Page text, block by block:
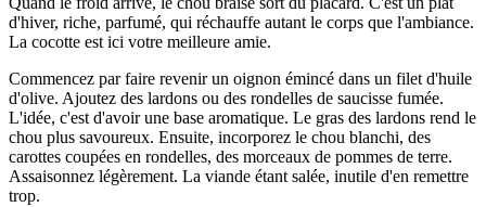
d'hiver, riche, parfumé, qui réchauffe autant le corps que l'ambiance.
La cocotte est ici votre meilleure amie.
Commencez par faire revenir un oignon émincé dans un filet d'huile
d'olive. Ajoutez des lardons ou des rondelles de saucisse fumée.
L'idée, c'est d'avoir une base aromatique. Le gras des lardons rend le
chou plus savoureux. Ensuite, incorporez le chou blanchi, des
carottes coupées en rondelles, des morceaux de pommes de terre.
Assaisonnez légèrement. La viande étant salée, inutile d'en remettre
trop.